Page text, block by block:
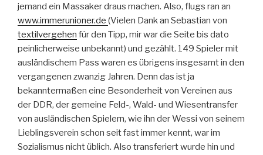
jemand ein Massaker draus machen. Also, flugs ran an
www.immerunioner.de (Vielen Dank an Sebastian von
textilvergehen für den Tipp, mir war die Seite bis dato
peinlicherweise unbekannt) und gezählt. 149 Spieler mit
ausländischem Pass waren es übrigens insgesamt in den
vergangenen zwanzig Jahren. Denn das ist ja
bekanntermaßen eine Besonderheit von Vereinen aus
der DDR, der gemeine Feld-, Wald- und Wiesentransfer
von ausländischen Spielern, wie ihn der Wessi von seinem
Lieblingsverein schon seit fast immer kennt, war im
Sozialismus nicht üblich. Also transferiert wurde hin und